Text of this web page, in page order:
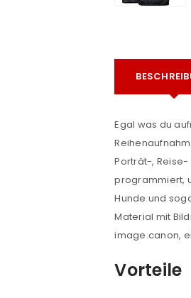
Egal was du
Porträt-,
programmiert,
Hunde und
Material mit
image.canon,
Vorteile